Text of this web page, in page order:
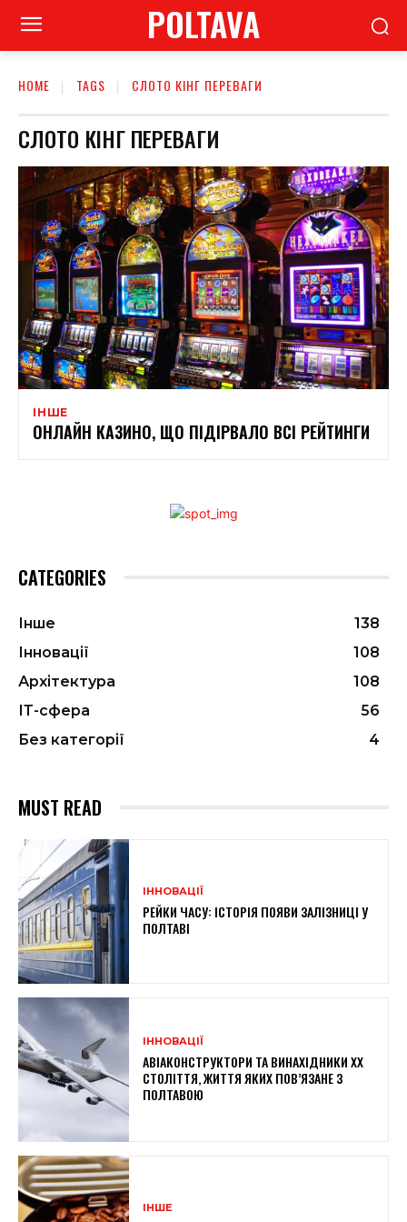
POLTAVA
HOME TAGS СЛОТО КІНГ ПЕРЕВАГИ
СЛОТО КІНГ ПЕРЕВАГИ
ІНШЕ
ОНЛАЙН КАЗИНО, ЩО ПІДІРВАЛО ВСІ РЕЙТИНГИ
CATEGORIES
Інше
138
Інновації
108
Архітектура
108
ІТ-сфера
56
Без категорії
4
MUST READ
ІННОВАЦІЇ
РЕЙКИ ЧАСУ: ІСТОРІЯ ПОЯВИ ЗАЛІЗНИЦІ У
ПОЛТАВІ
ІННОВАЦІЇ
АВІАКОНСТРУКТОРИ ТА ВИНАХІДНИКИ XX
СТОЛІТТЯ, ЖИТТЯ ЯКИХ ПОВ’ЯЗАНЕ З
ПОЛТАВОЮ
ІНШЕ